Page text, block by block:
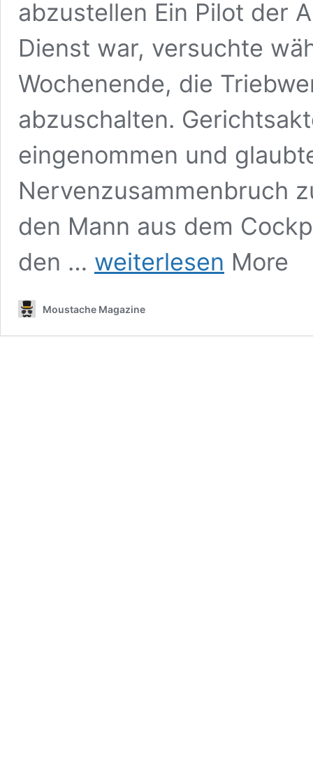
abzustellen Ein Pilot der
Dienst war, versuchte
Wochenende, die
abzuschalten.
eingenommen und
Nervenzusammenbruch
den Mann aus dem
den …
Außerdienstlicher
US-
versuchte,
abzustellen,
weiterlesen More
Moustache Magazine